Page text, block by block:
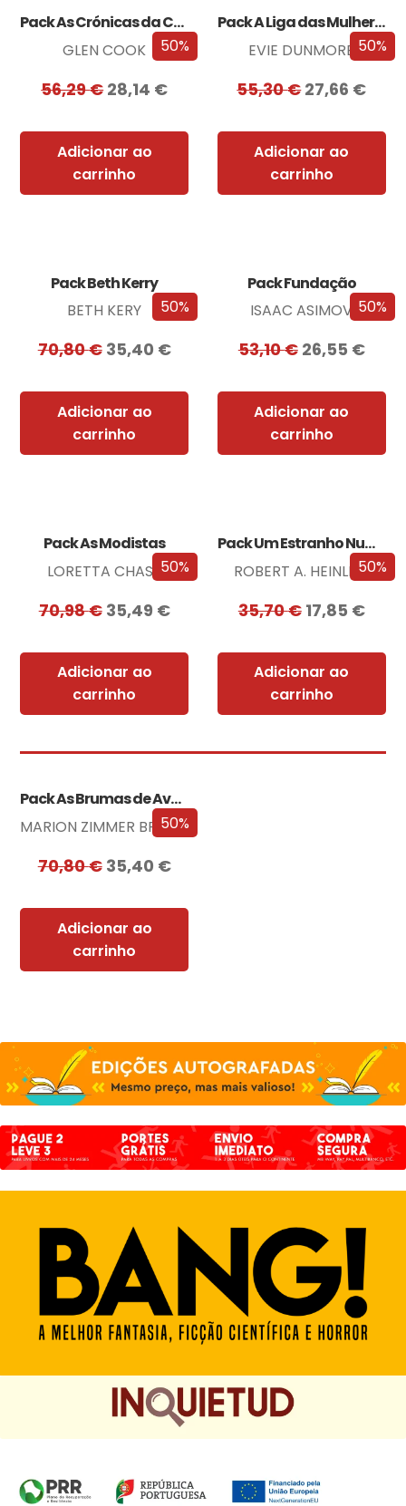
50%
Pack As Crónicas da Companhia Negra
GLEN COOK
56,29€28,14 €
Adicionar ao
carrinho
50%
Pack A Liga das Mulheres Extraordinárias
EVIE DUNMORE
55,30€27,66 €
Adicionar ao
carrinho
50%
Pack Beth Kerry
BETH KERY
70,80€ 35,40 €
Adicionar ao
carrinho
50%
Pack Fundação
ISAAC ASIMOV
53,10€ 26,55 €
Adicionar ao
carrinho
50%
Pack As Modistas
LORETTA CHASE
70,98€ 35,49 €
Adicionar ao
carrinho
50%
Pack Um Estranho Numa Terra Estranha
ROBERT A. HEINLEIN
35,70€ 17,85 €
Adicionar ao
carrinho
50%
Pack As Brumas de Avalon
MARION ZIMMER BRADLEY
70,80€ 35,40 €
Adicionar ao
carrinho